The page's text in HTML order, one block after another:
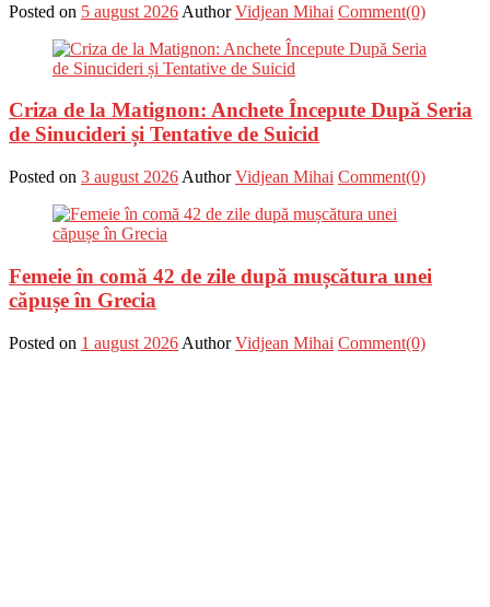
Posted on 5 august 2026 Author Vidjean Mihai Comment(0)
Criza de la Matignon: Anchete Începute După Seria
de Sinucideri și Tentative de Suicid
Posted on 3 august 2026 Author Vidjean Mihai Comment(0)
Femeie în comă 42 de zile după mușcătura unei
căpușe în Grecia
Posted on 1 august 2026 Author Vidjean Mihai Comment(0)